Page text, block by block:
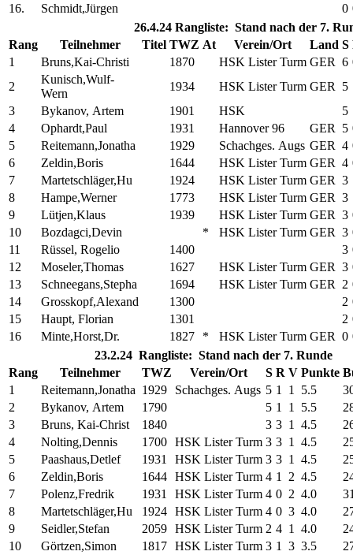
16. Schmidt,Jürgen 0
26.4.24 Rangliste: Stand nach der 7.
Rang
Teilnehmer Titel TWZ At Verein/Ort Land S
1
Bruns,Kai-Christi 1870 HSK Lister Turm GER 6
2
Kunisch,Wulf-
Wern
1934 HSK Lister Turm GER 5
3
Bykanov, Artem 1901 HSK 5
4
Ophardt,Paul 1931 Hannover 96 GER 5
5
Reitemann,Jonatha 1929 Schachges. Augs GER 4
6
Zeldin,Boris 1644 HSK Lister Turm GER 4
7
Martetschläger,Hu 1924 HSK Lister Turm GER 3
8
Hampe,Werner 1773 HSK Lister Turm GER 3
9
Lütjen,Klaus 1939 HSK Lister Turm GER 3
10
Bozdagci,Devin * HSK Lister Turm GER 3
11
Rüssel, Rogelio 1400 3
12
Moseler,Thomas 1627 HSK Lister Turm GER 3
13
Schneegans,Stepha 1694 HSK Lister Turm GER 2
14
Grosskopf,Alexand 1300 2
15
Haupt, Florian 1301 2
16
Minte,Horst,Dr. 1827 * HSK Lister Turm GER 0
23.2.24 Rangliste: Stand nach der 7. Runde
Rang
Teilnehmer TWZ Verein/Ort S R V Punkte
1
Reitemann,Jonatha 1929 Schachges. Augs 5 1 1 5.5
2
Bykanov, Artem 1790 5 1 1 5.5
3
Bruns, Kai-Christ 1840 3 3 1 4.5
4
Nolting,Dennis 1700 HSK Lister Turm 3 3 1 4.5
5
Paashaus,Detlef 1931 HSK Lister Turm 3 3 1 4.5
6
Zeldin,Boris 1644 HSK Lister Turm 4 1 2 4.5
7
Polenz,Fredrik 1931 HSK Lister Turm 4 0 2 4.0
8
Martetschläger,Hu 1924 HSK Lister Turm 4 0 3 4.0
9
Seidler,Stefan 2059 HSK Lister Turm 2 4 1 4.0
10
Görtzen,Simon 1817 HSK Lister Turm 3 1 3 3.5